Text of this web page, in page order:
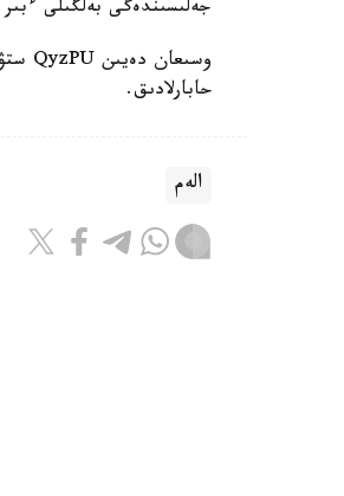
جەلىسىندەگى بەلگىلى
حابارلادىق.
الەم